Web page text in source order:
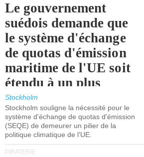
Le gouvernement
suédois demande que
le système d'échange
de quotas d'émission
maritime de l'UE soit
étendu à un plus
grand nombre de
navires.
Stockholm
Stockholm souligne la nécessité pour le
système d'échange de quotas d'émission
(SEQE) de demeurer un pilier de la
politique climatique de l'UE.
PIRATERIE